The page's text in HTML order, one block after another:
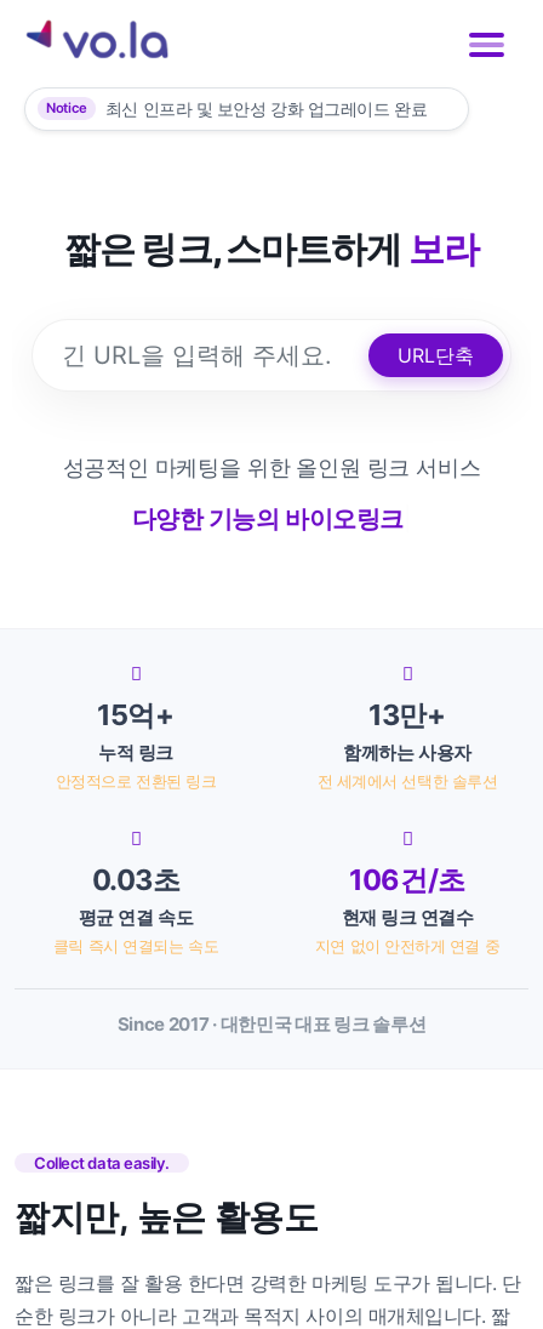
Notice
최신 인프라 및 보안성 강화 업그레이드 완료
VOLA 프리미엄 플랜만의 특별한 혜택 보기
짧은 링크, 스마트하게 보라
URL단축
성공적인 마케팅을 위한 올인원 링크 서비스
다양한 기능의 바이오링크|
15억+
누적 링크
안정적으로 전환된 링크
13만+
함께하는 사용자
전 세계에서 선택한 솔루션
0.03초
평균 연결 속도
클릭 즉시 연결되는 속도
106건/초
현재 링크 연결수
지연 없이 안전하게 연결 중
Since 2017 · 대한민국 대표 링크 솔루션
Collect data easily.
짧지만, 높은 활용도
짧은 링크를 잘 활용 한다면 강력한 마케팅 도구가 됩니다. 단
순한 링크가 아니라 고객과 목적지 사이의 매개체입니다. 짧